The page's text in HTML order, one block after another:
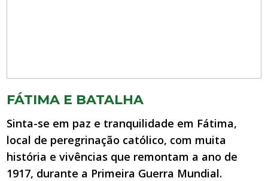
FÁTIMA E BATALHA
Sinta-se em paz e tranquilidade em Fátima,
local de peregrinação católico, com muita
história e vivências que remontam a ano de
1917, durante a Primeira Guerra Mundial.